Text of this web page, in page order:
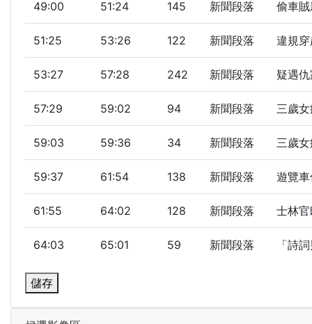
49:00 51:24 145 新聞段落 偷車
51:25 53:26 122 新聞段落 違規
53:27 57:28 242 新聞段落 疑遇
57:29 59:02 94 新聞段落 三歲
59:03 59:36 34 新聞段落 三歲
59:37 61:54 138 新聞段落 遊覽
61:55 64:02 128 新聞段落 士林
64:03 65:01 59 新聞段落 「詩
儲存